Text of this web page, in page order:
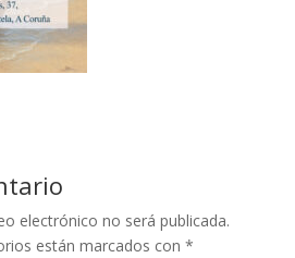
electrónico no será publicada.
están marcados con *